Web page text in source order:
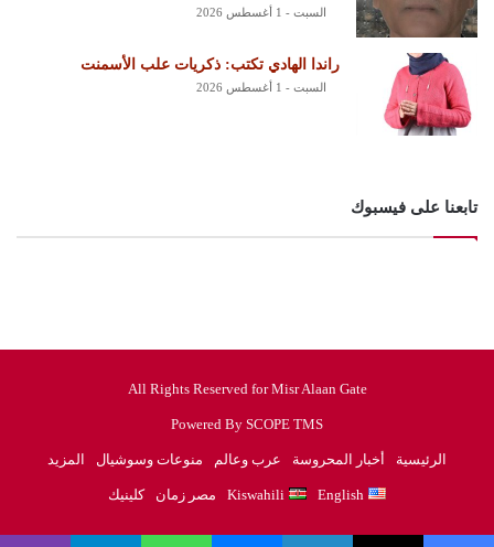
السبت - 1 أغسطس 2026
راندا الهادي تكتب: ذكريات علب الأسمنت
السبت - 1 أغسطس 2026
تابعنا على فيسبوك
All Rights Reserved for Misr Alaan Gate
Powered By SCOPE TMS
الرئيسية أخبار المحروسة عرب وعالم منوعات وسوشيال المزيد
English
Kiswahili مصر زمان كلينيك